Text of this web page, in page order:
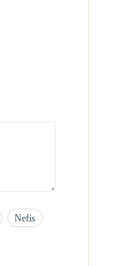
Nefis